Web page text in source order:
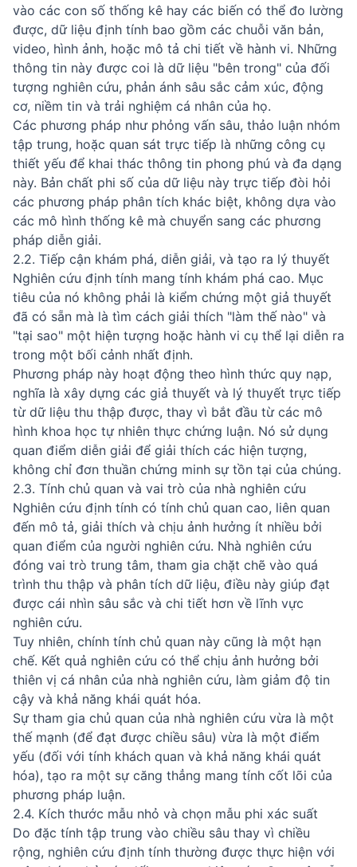
vào các con số thống kê hay các biến có thể đo lường
được, dữ liệu định tính bao gồm các chuỗi văn bản,
video, hình ảnh, hoặc mô tả chi tiết về hành vi. Những
thông tin này được coi là dữ liệu "bên trong" của đối
tượng nghiên cứu, phản ánh sâu sắc cảm xúc, động
cơ, niềm tin và trải nghiệm cá nhân của họ.
Các phương pháp như phỏng vấn sâu, thảo luận nhóm
tập trung, hoặc quan sát trực tiếp là những công cụ
thiết yếu để khai thác thông tin phong phú và đa dạng
này. Bản chất phi số của dữ liệu này trực tiếp đòi hỏi
các phương pháp phân tích khác biệt, không dựa vào
các mô hình thống kê mà chuyển sang các phương
pháp diễn giải.
2.2. Tiếp cận khám phá, diễn giải, và tạo ra lý thuyết
Nghiên cứu định tính mang tính khám phá cao. Mục
tiêu của nó không phải là kiểm chứng một giả thuyết
đã có sẵn mà là tìm cách giải thích "làm thế nào" và
"tại sao" một hiện tượng hoặc hành vi cụ thể lại diễn ra
trong một bối cảnh nhất định.
Phương pháp này hoạt động theo hình thức quy nạp,
nghĩa là xây dựng các giả thuyết và lý thuyết trực tiếp
từ dữ liệu thu thập được, thay vì bắt đầu từ các mô
hình khoa học tự nhiên thực chứng luận. Nó sử dụng
quan điểm diễn giải để giải thích các hiện tượng,
không chỉ đơn thuần chứng minh sự tồn tại của chúng.
2.3. Tính chủ quan và vai trò của nhà nghiên cứu
Nghiên cứu định tính có tính chủ quan cao, liên quan
đến mô tả, giải thích và chịu ảnh hưởng ít nhiều bởi
quan điểm của người nghiên cứu. Nhà nghiên cứu
đóng vai trò trung tâm, tham gia chặt chẽ vào quá
trình thu thập và phân tích dữ liệu, điều này giúp đạt
được cái nhìn sâu sắc và chi tiết hơn về lĩnh vực
nghiên cứu.
Tuy nhiên, chính tính chủ quan này cũng là một hạn
chế. Kết quả nghiên cứu có thể chịu ảnh hưởng bởi
thiên vị cá nhân của nhà nghiên cứu, làm giảm độ tin
cậy và khả năng khái quát hóa.
Sự tham gia chủ quan của nhà nghiên cứu vừa là một
thế mạnh (để đạt được chiều sâu) vừa là một điểm
yếu (đối với tính khách quan và khả năng khái quát
hóa), tạo ra một sự căng thẳng mang tính cốt lõi của
phương pháp luận.
2.4. Kích thước mẫu nhỏ và chọn mẫu phi xác suất
Do đặc tính tập trung vào chiều sâu thay vì chiều
rộng, nghiên cứu định tính thường được thực hiện với